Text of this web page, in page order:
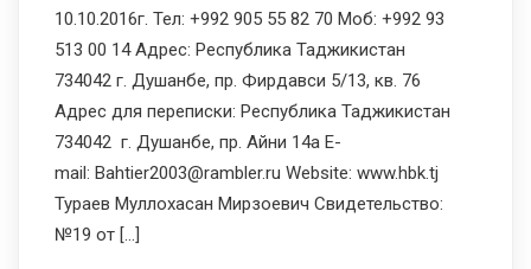
10.10.2016г. Тел: +992 905 55 82 70 Моб: +992 93
513 00 14 Адрес: Республика Таджикистан
734042 г. Душанбе, пр. Фирдавси 5/13, кв. 76
Адрес для переписки: Республика Таджикистан
734042 г. Душанбе, пр. Айни 14а E-
mail: Bahtier2003@rambler.ru Website: www.hbk.tj
Тураев Муллохасан Мирзоевич Свидетельство:
№19 от […]